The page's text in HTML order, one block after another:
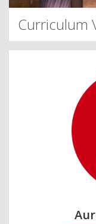
Curriculum